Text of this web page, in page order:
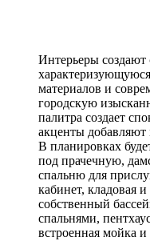
Интерьеры
материалов и
городскую
палитра создает
акценты добавляют
В планировках
под прачечную,
спальню для
кабинет, кладовая
собственный
спальнями,
встроенная мойка